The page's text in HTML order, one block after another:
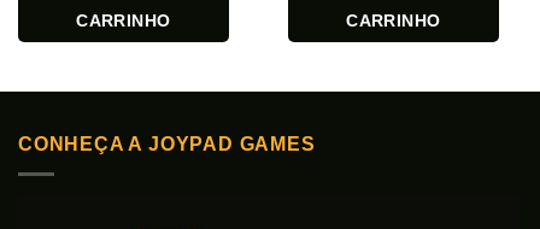
CARRINHO CARRINHO
CONHEÇA A JOYPAD GAMES